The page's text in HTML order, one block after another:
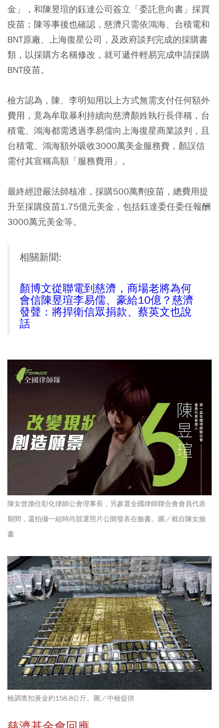
金」，和陳昱瑄的鈺達公司簽立「委託意向書」採買
疫苗；陳等事後也確認，慈濟只需依鴻海、台積電和
BNT原廠、上海復星公司，及政府談判完成的採購書
類，以採購方名稱修改，就可遞件輕易完成申請採購
BNT疫苗。
檢方認為，陳、李明知用以上方式無需支付任何額外
費用，竟為牟取暴利持續向慈濟顏姓執行長佯稱，台
積電、鴻海都需透過李易儒向上海復星商業談判，且
台積電、鴻海額外吸收3000萬美金服務費，顏誤信
需付其宣稱高額「服務費用」。
最終經證嚴法師核准，採購500萬劑疫苗，總費用提
升至採購疫苗1.75億元美金，包括鈺達委任委任報酬
3000萬元美金等。
相關新聞:
顏博文從聯電到慈濟，商場老將為何
會信陳昱瑄李易儒、豪給10億？慈濟
發聲：將捍衛信眾捐款、蔡英文也說
話
陳女曾擔任彰化律師公會理事長，另參選全國律師聯合會會員代表
期間，還拍攝一組時尚競選照片公開發表在臉書。圖／截自陳女臉
書
檢調查扣黃金約158.8公斤。圖／中檢提供